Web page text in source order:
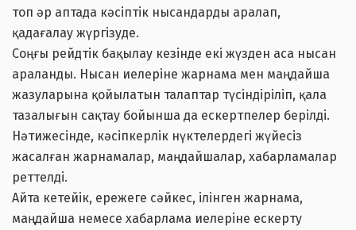
топ әр аптада кәсіптік нысандарды аралап,
қадағалау жүргізуде.
Соңғы рейдтік бақылау кезінде екі жүзден аса нысан
араланды. Нысан иелеріне жарнама мен маңдайша
жазуларына қойылатын талаптар түсіндіріліп, қала
тазалығын сақтау бойынша да ескертпелер берілді.
Нәтижесінде, кәсіпкерлік нүктелердегі жүйесіз
жасалған жарнамалар, маңдайшалар, хабарламалар
реттелді.
Айта кетейік, ережеге сәйкес, ілінген жарнама,
маңдайша немесе хабарлама иелеріне ескерту